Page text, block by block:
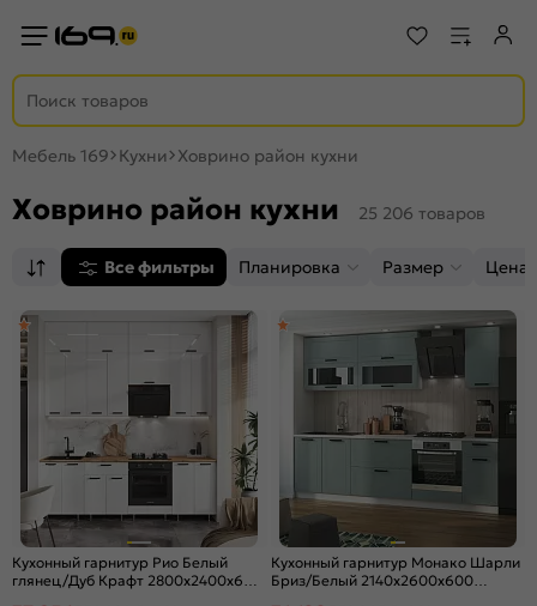
Мебель 169 Кухни Ховрино район кухни
Ховрино район кухни 25 206 товаров
Все фильтры Планировка Размер Цена,
Кухонный гарнитур Рио Белый
глянец/Дуб Крафт 2800x2400x600
Кухонный гарнитур Монако Шарли
Бриз/Белый 2140x2600x600